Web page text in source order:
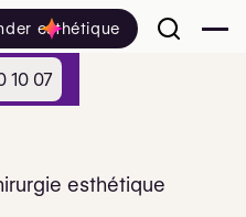
esthétique
esthétique
10 07